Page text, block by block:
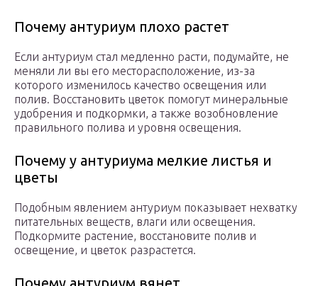
Почему антуриум плохо растет
Если антуриум стал медленно расти, подумайте, не
меняли ли вы его месторасположение, из-за
которого изменилось качество освещения или
полив. Восстановить цветок помогут минеральные
удобрения и подкормки, а также возобновление
правильного полива и уровня освещения.
Почему у антуриума мелкие листья и
цветы
Подобным явлением антуриум показывает нехватку
питательных веществ, влаги или освещения.
Подкормите растение, восстановите полив и
освещение, и цветок разрастется.